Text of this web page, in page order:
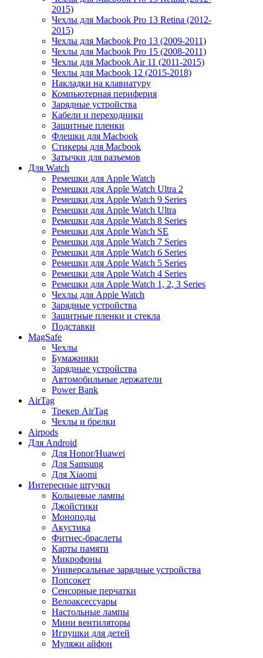
2015)
Чехлы для Macbook Pro 13 Retina (2012-
2015)
Чехлы для Macbook Pro 13 (2009-2011)
Чехлы для Macbook Pro 15 (2008-2011)
Чехлы для Macbook Air 11 (2011-2015)
Чехлы для Macbook 12 (2015-2018)
Накладки на клавиатуру
Компьютерная периферия
Зарядные устройства
Кабели и переходники
Защитные пленки
Флешки для Macbook
Стикеры для Macbook
Затычки для разъемов
Для Watch
Ремешки для Apple Watch
Ремешки для Apple Watch Ultra 2
Ремешки для Apple Watch 9 Series
Ремешки для Apple Watch Ultra
Ремешки для Apple Watch 8 Series
Ремешки для Apple Watch SE
Ремешки для Apple Watch 7 Series
Ремешки для Apple Watch 6 Series
Ремешки для Apple Watch 5 Series
Ремешки для Apple Watch 4 Series
Ремешки для Apple Watch 1, 2, 3 Series
Чехлы для Apple Watch
Зарядные устройства
Защитные пленки и стекла
Подставки
MagSafe
Чехлы
Бумажники
Зарядные устройства
Автомобильные держатели
Power Bank
AirTag
Трекер AirTag
Чехлы и брелки
Airpods
Для Android
Для Honor/Huawei
Для Samsung
Для Xiaomi
Интересные штучки
Кольцевые лампы
Джойстики
Моноподы
Акустика
Фитнес-браслеты
Карты памяти
Микрофоны
Универсальные зарядные устройства
Попсокет
Сенсорные перчатки
Велоаксессуары
Настольные лампы
Мини вентиляторы
Игрушки для детей
Муляжи айфон